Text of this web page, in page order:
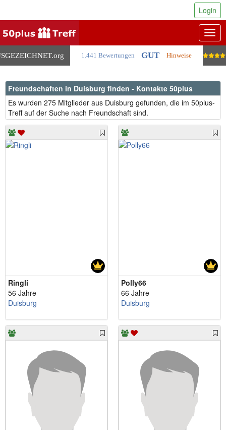
.org 1.441 Bewertungen GUT Hinweise
Login
Freundschaften in Duisburg finden - Kontakte 50plus
Es wurden 275 Mitglieder aus Duisburg gefunden, die im 50plus-
Treff auf der Suche nach Freundschaft sind.
Ringli
56 Jahre
Duisburg
Polly66
66 Jahre
Duisburg